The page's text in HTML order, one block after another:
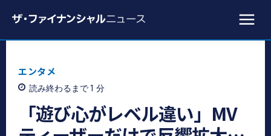
エンタメ
読み終わるまで 1 分
「遊び心がレベル違い」MV